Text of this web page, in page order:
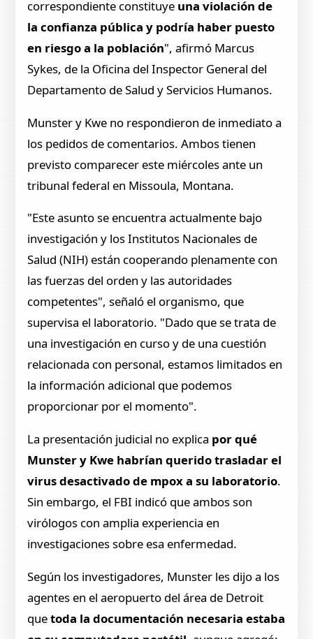
correspondiente constituye una violación de
la confianza pública y podría haber puesto
en riesgo a la población", afirmó Marcus
Sykes, de la Oficina del Inspector General del
Departamento de Salud y Servicios Humanos.
Munster y Kwe no respondieron de inmediato a
los pedidos de comentarios. Ambos tienen
previsto comparecer este miércoles ante un
tribunal federal en Missoula, Montana.
"Este asunto se encuentra actualmente bajo
investigación y los Institutos Nacionales de
Salud (NIH) están cooperando plenamente con
las fuerzas del orden y las autoridades
competentes", señaló el organismo, que
supervisa el laboratorio. "Dado que se trata de
una investigación en curso y de una cuestión
relacionada con personal, estamos limitados en
la información adicional que podemos
proporcionar por el momento".
La presentación judicial no explica por qué
Munster y Kwe habrían querido trasladar el
virus desactivado de mpox a su laboratorio.
Sin embargo, el FBI indicó que ambos son
virólogos con amplia experiencia en
investigaciones sobre esa enfermedad.
Según los investigadores, Munster les dijo a los
agentes en el aeropuerto del área de Detroit
quetoda la documentación necesaria estaba